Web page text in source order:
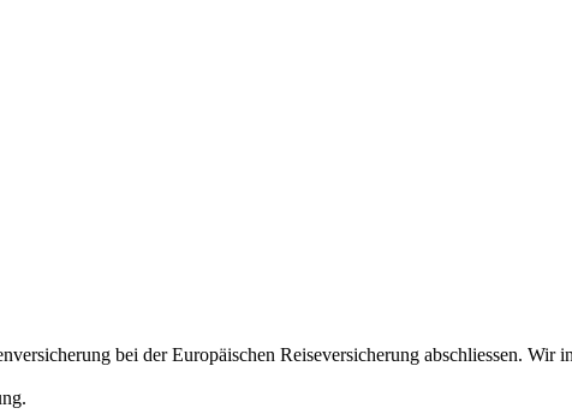
bei der Europäischen Reiseversicherung abschliessen. Wir